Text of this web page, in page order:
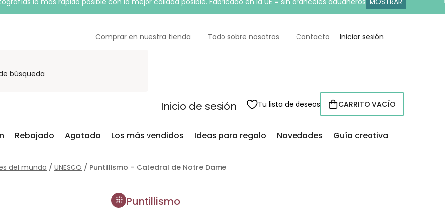
lo más rápido posible con la mejor calidad posible. Fabricado en la UE = sin aranceles aduaneros MOSTRAR
Comprar en nuestra tienda Todo sobre nosotros Contacto Iniciar sesión
Inicio de sesión Tu lista de deseos CESTA
CARRITO VACÍO
Rebajado Agotado Los más vendidos Ideas para regalo Novedades Guía creativa
del mundo / UNESCO / Puntillismo – Catedral de Notre Dame
Puntillismo